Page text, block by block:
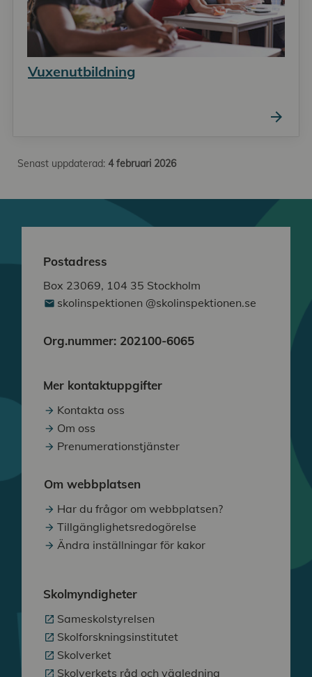
Vuxenutbildning
arrow_forward
Senast uppdaterad: 4 februari 2026
Postadress
Box 23069, 104 35 Stockholm
skolinspektionen @skolinspektionen.se
Org.nummer: 202100-6065
Mer kontaktuppgifter
Kontakta oss
Om oss
Prenumerationstjänster
Om webbplatsen
Har du frågor om webbplatsen?
Tillgänglighetsredogörelse
Ändra inställningar för kakor
Skolmyndigheter
Sameskolstyrelsen
Skolforskningsinstitutet
Skolverket
Skolverkets råd och vägledning